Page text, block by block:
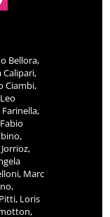
Bellora,
Ciambi,
Marc
Loris